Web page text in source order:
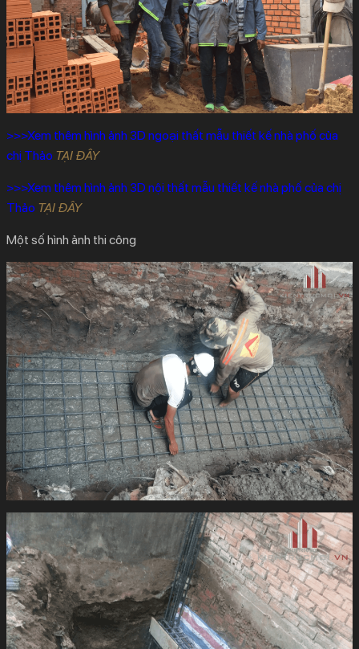
>>>Xem thêm hình ảnh 3D ngoại thất mẫu thiết kế nhà phố của
chị Thảo TẠI ĐÂY
>>>Xem thêm hình ảnh 3D nội thất mẫu thiết kế nhà phố của chị
Thảo TẠI ĐÂY
Một số hình ảnh thi công